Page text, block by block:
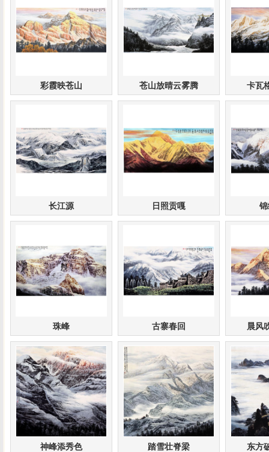
彩霞映苍山 苍山放晴云雾腾 卡瓦
长江源 日照贡嘎
珠峰 古寨春回 晨风
神峰添秀色 踏雪壮脊梁 东方